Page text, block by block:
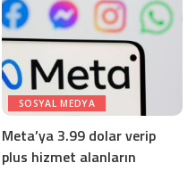
SOSYAL MEDYA
Meta’ya 3.99 dolar verip
plus hizmet alanların